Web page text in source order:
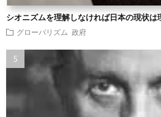
シオニズムを理解しなければ日本の現状は
グローバリズム 政府